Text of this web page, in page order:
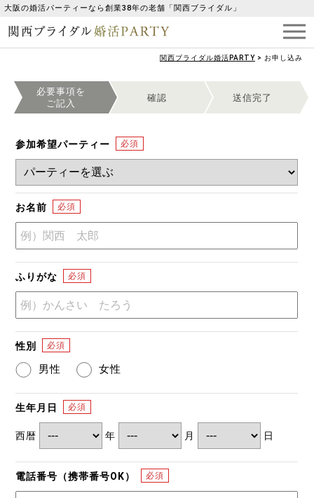
大阪の婚活パーティーなら創業38年の老舗「関西ブライダル」
関西ブライダル婚活PARTY > お申し込み
必要事項を
ご記入
確認 送信完了
参加希望パーティー
お名前
ふりがな
性別
男性 女性
生年月日
西暦 年 月 日
電話番号（携帯番号OK）